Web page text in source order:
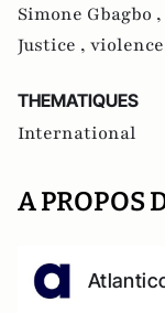
Simone Gbagbo ,
Justice , violence
THEMATIQUES
International
A PROPOS